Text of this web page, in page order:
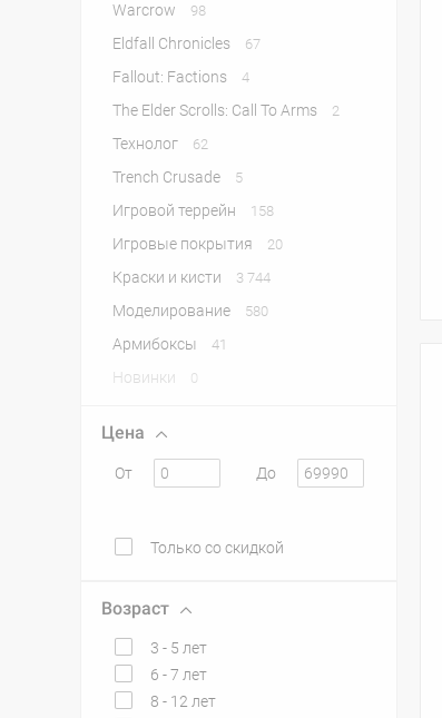
Warcrow 98
Eldfall Chronicles 67
Fallout: Factions 4
The Elder Scrolls: Call To Arms 2
Технолог 62
Trench Crusade 5
Игровой террейн 158
Игровые покрытия 20
Краски и кисти 3 744
Моделирование 580
Армибоксы 41
Новинки 0
Цена
От До
Только со скидкой
Возраст
3 - 5 лет
6 - 7 лет
8 - 12 лет